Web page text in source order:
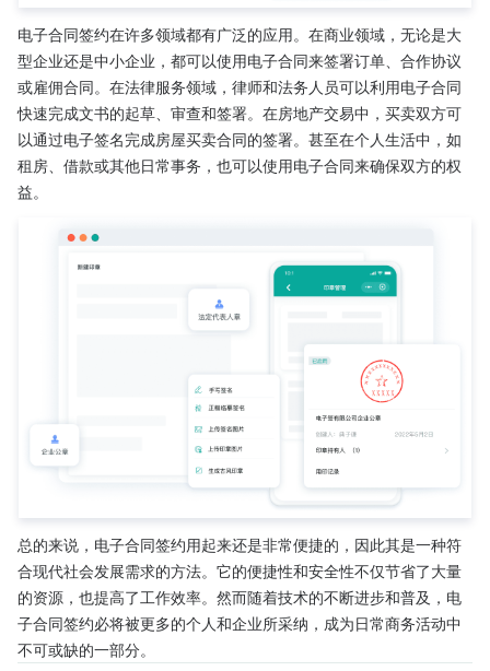
电子合同签约在许多领域都有广泛的应用。在商业领域，无论是大
型企业还是中小企业，都可以使用电子合同来签署订单、合作协议
或雇佣合同。在法律服务领域，律师和法务人员可以利用电子合同
快速完成文书的起草、审查和签署。在房地产交易中，买卖双方可
以通过电子签名完成房屋买卖合同的签署。甚至在个人生活中，如
租房、借款或其他日常事务，也可以使用电子合同来确保双方的权
益。
总的来说，电子合同签约用起来还是非常便捷的，因此其是一种符
合现代社会发展需求的方法。它的便捷性和安全性不仅节省了大量
的资源，也提高了工作效率。然而随着技术的不断进步和普及，电
子合同签约必将被更多的个人和企业所采纳，成为日常商务活动中
不可或缺的一部分。